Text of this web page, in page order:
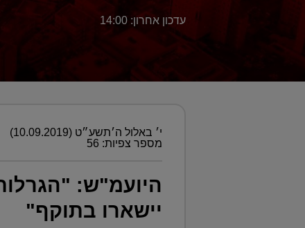
עדכון אחרון: 14:00
י׳ באלול ה׳תשע״ט (10.09.2019)
מספר צפיות: 56
היועמ"ש:
יישארו בתוקף"